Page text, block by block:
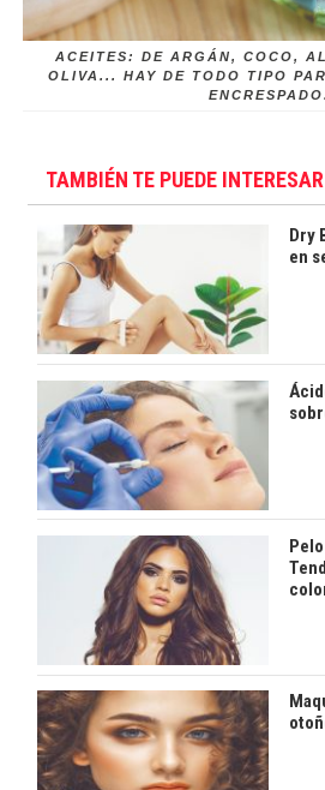
ACEITES: DE ARGÁN, COCO,
OLIVA... HAY DE TODO TIPO
ENCRESPADO.
TAMBIÉN TE PUEDE INTERESAR
Dry
en